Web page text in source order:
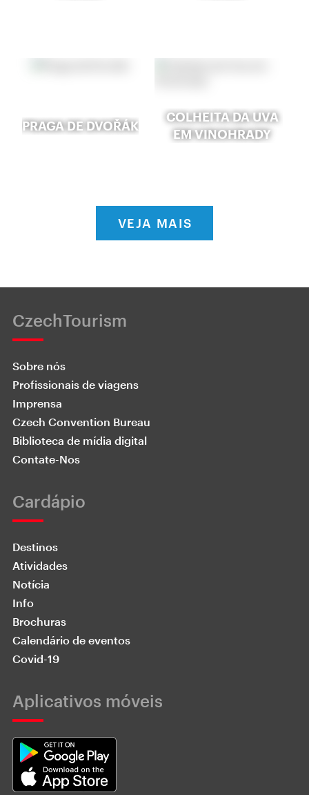
PRAGA DE DVOŘÁK
COLHEITA DA UVA
EM VINOHRADY
VEJA MAIS
CzechTourism
Sobre nós
Profissionais de viagens
Imprensa
Czech Convention Bureau
Biblioteca de mídia digital
Contate-Nos
Cardápio
Destinos
Atividades
Notícia
Info
Brochuras
Calendário de eventos
Covid-19
Aplicativos móveis